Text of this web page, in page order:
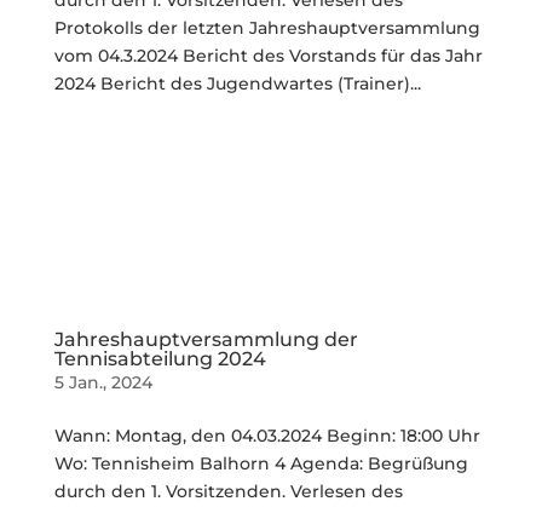
Protokolls der letzten Jahreshauptversammlung
vom 04.3.2024 Bericht des Vorstands für das Jahr
2024 Bericht des Jugendwartes (Trainer)...
Jahreshauptversammlung der
Tennisabteilung 2024
5 Jan., 2024
Wann: Montag, den 04.03.2024 Beginn: 18:00 Uhr
Wo: Tennisheim Balhorn 4 Agenda: Begrüßung
durch den 1. Vorsitzenden. Verlesen des